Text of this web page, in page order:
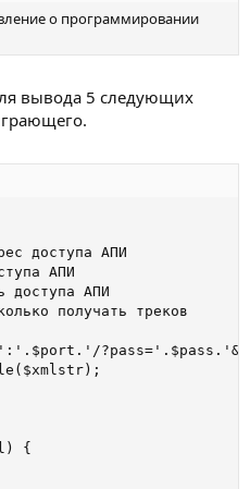
о программировании
вывода 5 следующих
доступа АПИ
АПИ
АПИ
получать треков
{